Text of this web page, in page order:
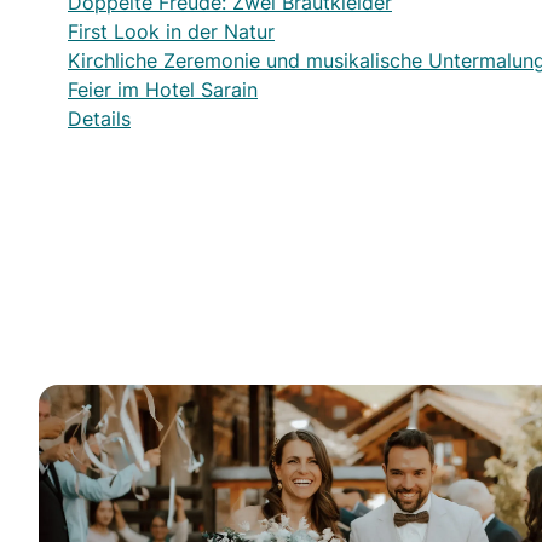
First Look in der Natur
Kirchliche Zeremonie und musikalische
Feier im Hotel Sarain
Details